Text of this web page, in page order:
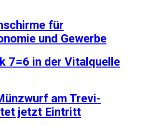
für
und Gewerbe
7=6 in der Vitalquelle
am Trevi-
jetzt Eintritt